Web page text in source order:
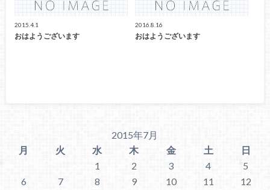
2015.4.1
おはようございます
2016.8.16
おはようございます
2015年7月
月
火 水 木 金 土
日
1
2 3 4
5
6
7 8 9 10 11
12